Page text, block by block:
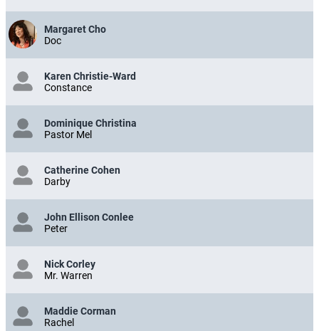
Margaret Cho
Doc
Karen Christie-Ward
Constance
Dominique Christina
Pastor Mel
Catherine Cohen
Darby
John Ellison Conlee
Peter
Nick Corley
Mr. Warren
Maddie Corman
Rachel